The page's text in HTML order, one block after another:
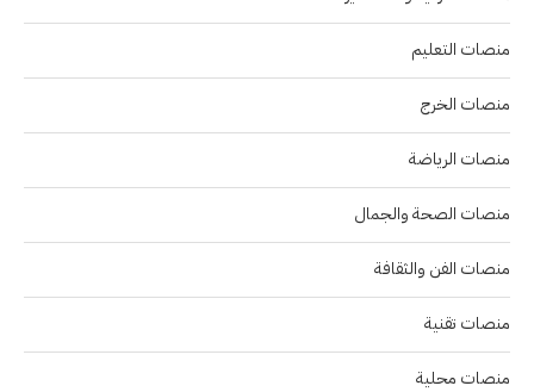
منصات التعليم
منصات الخرج
منصات الرياضة
منصات الصحة والجمال
منصات الفن والثقافة
منصات تقنية
منصات محلية